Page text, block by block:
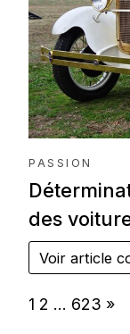
PASSION
des
Voir article
Page:
1 2 … 623 Next
»